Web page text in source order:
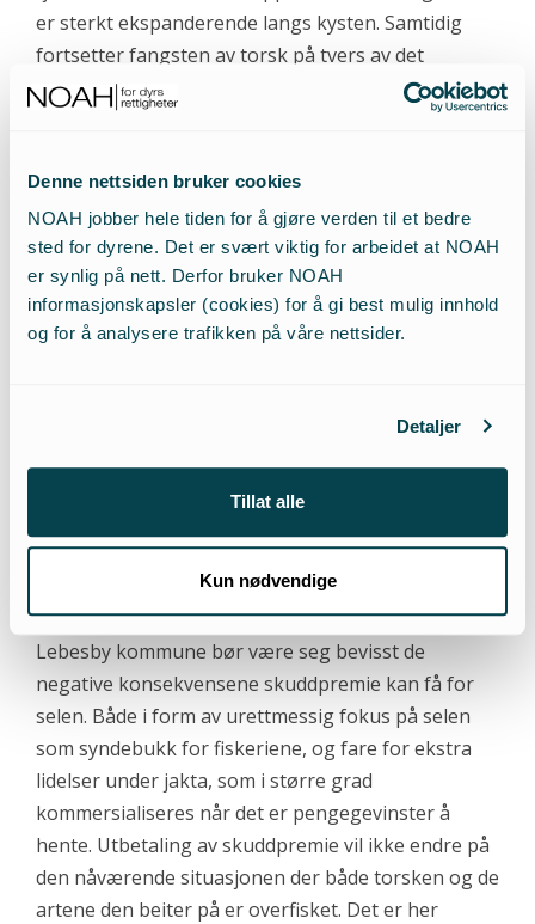
Denne nettsiden bruker cookies
NOAH jobber hele tiden for å gjøre verden til et bedre
sted for dyrene. Det er svært viktig for arbeidet at NOAH
er synlig på nett. Derfor bruker NOAH
informasjonskapsler (cookies) for å gi best mulig innhold
og for å analysere trafikken på våre nettsider.
Detaljer
Tillat alle
Kun nødvendige
er sterkt ekspanderende langs kysten. Samtidig
fortsetter fangsten av torsk på tvers av det
internasjonale havforskningsrådets anbefaling om
full stans i alt fiske på kysttorsk nord for Stad, i
Selen som syndebukk for
fiskeriene
Når overfiske fører til kollaps i fiskebestander må
matuttak. Både havpattedyrene og sjøfuglene er
sildemåse og fiskemåse – er i sterk tilbakegang på
grunn av overfiske, og invasjonen av grønlandssel
vinteren 1986/87 var forårsaket av matmangel.
Lebesby kommune bør være seg bevisst de
negative konsekvensene skuddpremie kan få for
selen. Både i form av urettmessig fokus på selen
som syndebukk for fiskeriene, og fare for ekstra
lidelser under jakta, som i større grad
kommersialiseres når det er pengegevinster å
hente. Utbetaling av skuddpremie vil ikke endre på
den nåværende situasjonen der både torsken og de
artene den beiter på er overfisket. Det er her